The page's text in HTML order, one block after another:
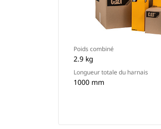
Poids combiné
2.9 kg
Longueur totale du harnais
1000 mm